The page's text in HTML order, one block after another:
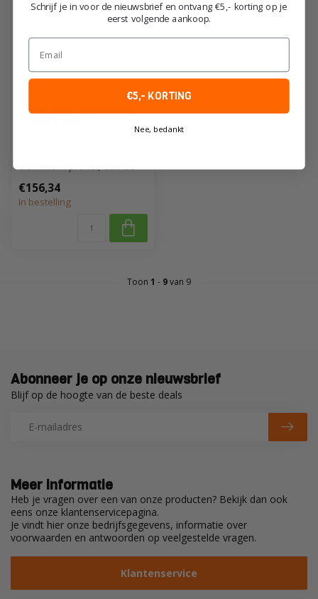
Super Prof Trapezium
€156,34
In bestelling
Toon 1 - 9van 9
Meer informatie
Heb je vragen over een van onze producten? Bekijk dan ook
eens onze klantenservicepagina.
Je vindt hier onze bedrijfsgegevens, informatie over
voorwaarden en antwoorden op veelgestelde vragen.
Klantenservice
Abonneer je op onze nieuwsbrief
Blijf op de hoogte van de beste deals
Schrijf je in voor de nieuwsbrief en ontvang €5,- korting op je
eerst volgende aankoop.
Email
€5,- KORTING
Nee, bedankt